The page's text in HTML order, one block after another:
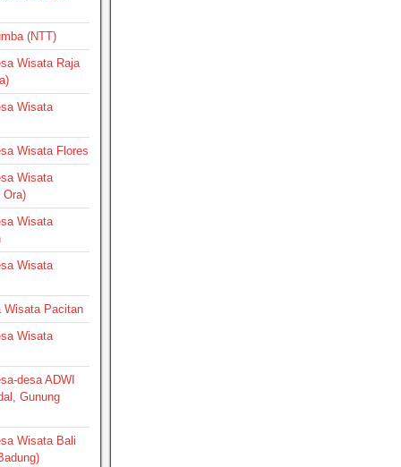
(NTT)
Wisata Raja
Wisata
Wisata Flores
Wisata
Ora)
Wisata
Wisata
Wisata Pacitan
Wisata
desa ADWI
Gunung
Wisata Bali